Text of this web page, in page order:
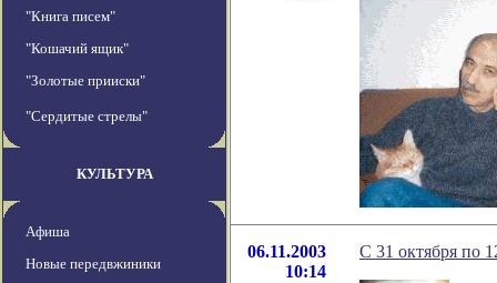
"Книга писем"
"Кошачий ящик"
"Золотые прииски"
"Сердитые стрелы"
КУЛЬТУРА
Афиша
Новые передвжиники
06.11.2003
10:14
C 31 октября по